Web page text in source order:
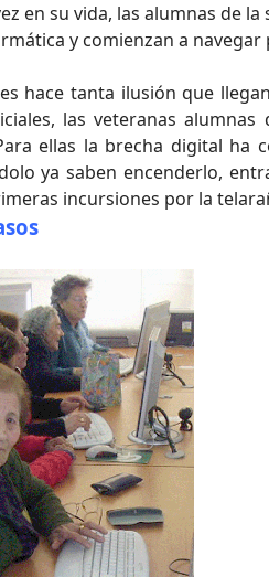
en su vida, las alumnas de
y comienzan a navegar
hace tanta ilusión que
las veteranas
ellas la brecha digital ha
ya saben encenderlo,
incursiones por la